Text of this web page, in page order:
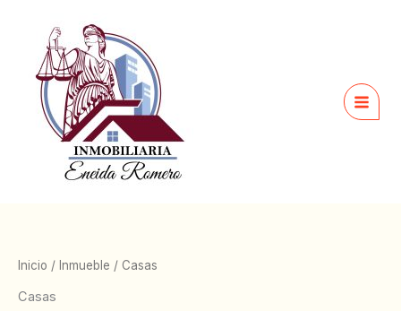
contenido
Inicio / Inmueble / Casas
Casas